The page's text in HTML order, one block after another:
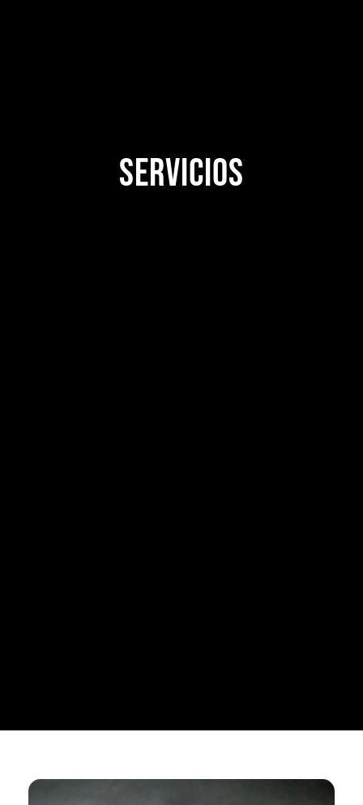
Servicios